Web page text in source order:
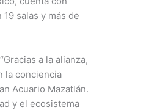
salas y más de
a la alianza,
la conciencia
Acuario Mazatlán.
y el ecosistema